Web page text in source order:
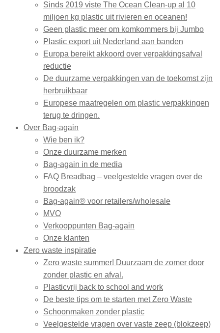
Sinds 2019 viste The Ocean Clean-up al 10
miljoen kg plastic uit rivieren en oceanen!
Geen plastic meer om komkommers bij Jumbo
Plastic export uit Nederland aan banden
Europa bereikt akkoord over verpakkingsafval
reductie
De duurzame verpakkingen van de toekomst zijn
herbruikbaar
Europese maatregelen om plastic verpakkingen
terug te dringen.
Over Bag-again
Wie ben ik?
Onze duurzame merken
Bag-again in de media
FAQ Breadbag – veelgestelde vragen over de
broodzak
Bag-again® voor retailers/wholesale
MVO
Verkooppunten Bag-again
Onze klanten
Zero waste inspiratie
Zero waste summer! Duurzaam de zomer door
zonder plastic en afval.
Plasticvrij back to school and work
De beste tips om te starten met Zero Waste
Schoonmaken zonder plastic
Veelgestelde vragen over vaste zeep (blokzeep)